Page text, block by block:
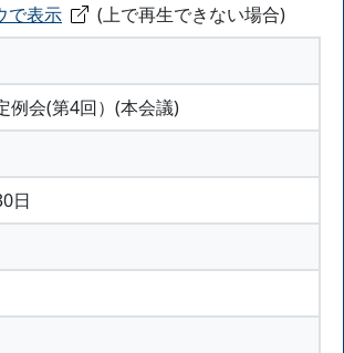
で表示
(上で再生できない場合)
例会(第4回）(本会議)
日